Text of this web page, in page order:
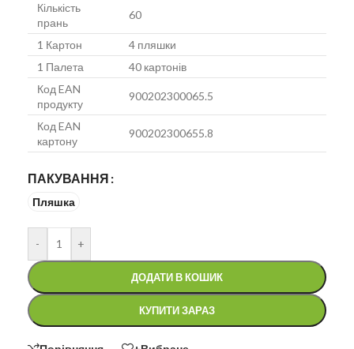
Кількість
прань
60
1 Картон
4 пляшки
1 Палета
40 картонів
Код EAN
продукту
900202300065.5
Код EAN
картону
900202300655.8
ПАКУВАННЯ
Пляшка
- +
ДОДАТИ В КОШИК
КУПИТИ ЗАРАЗ